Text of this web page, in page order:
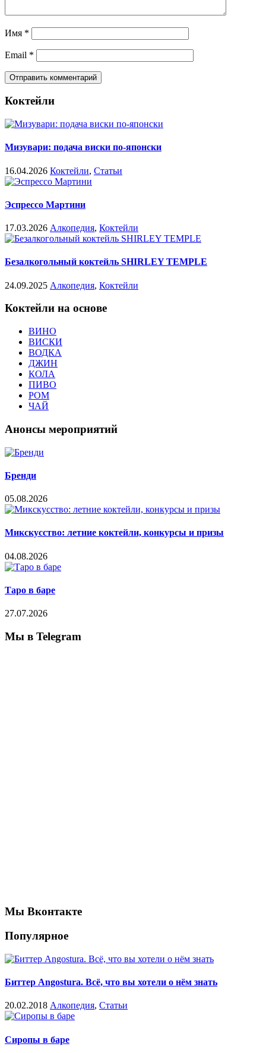
Имя *
Email *
Коктейли
Мизувари: подача виски по-японски
16.04.2026 Коктейли, Статьи
Эспрессо Мартини
17.03.2026 Алкопедия, Коктейли
Безалкогольный коктейль SHIRLEY TEMPLE
24.09.2025 Алкопедия, Коктейли
Коктейли на основе
ВИНО
ВИСКИ
ВОДКА
ДЖИН
КОЛА
ПИВО
РОМ
ЧАЙ
Анонсы мероприятий
Бренди
05.08.2026
Микскусство: летние коктейли, конкурсы и призы
04.08.2026
Таро в баре
27.07.2026
Мы в Telegram
Мы Вконтакте
Популярное
Биттер Angostura. Всё, что вы хотели о нём знать
20.02.2018 Алкопедия, Статьи
Сиропы в баре